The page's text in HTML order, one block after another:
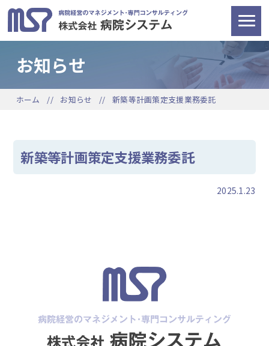
お知らせ
ホーム お知らせ 新築等計画策定支援業務委託
新築等計画策定支援業務委託
2025.1.23